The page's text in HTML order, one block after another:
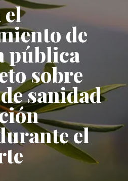
de
pública
sobre
sanidad
el